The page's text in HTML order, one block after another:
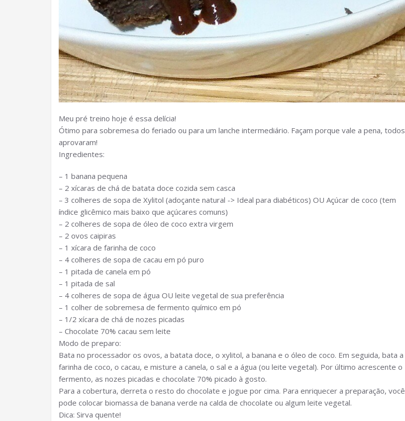
Meu pré treino hoje é essa delícia!
Ótimo para sobremesa do feriado ou para um lanche intermediário. Façam porque vale a pena, todos
aprovaram!
Ingredientes:
– 1 banana pequena
– 2 xícaras de chá de batata doce cozida sem casca
– 3 colheres de sopa de Xylitol (adoçante natural -> Ideal para diabéticos) OU Açúcar de coco (tem
índice glicêmico mais baixo que açúcares comuns)
– 2 colheres de sopa de óleo de coco extra virgem
– 2 ovos caipiras
– 1 xícara de farinha de coco
– 4 colheres de sopa de cacau em pó puro
– 1 pitada de canela em pó
– 1 pitada de sal
– 4 colheres de sopa de água OU leite vegetal de sua preferência
– 1 colher de sobremesa de fermento químico em pó
– 1/2 xícara de chá de nozes picadas
– Chocolate 70% cacau sem leite
Modo de preparo:
Bata no processador os ovos, a batata doce, o xylitol, a banana e o óleo de coco. Em seguida, bata a
farinha de coco, o cacau, e misture a canela, o sal e a água (ou leite vegetal). Por último acrescente o
fermento, as nozes picadas e chocolate 70% picado à gosto.
Para a cobertura, derreta o resto do chocolate e jogue por cima. Para enriquecer a preparação, você
pode colocar biomassa de banana verde na calda de chocolate ou algum leite vegetal.
Dica: Sirva quente!